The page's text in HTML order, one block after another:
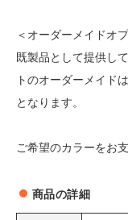
＜オーダーメイドオ
既製品として提供し
トのオーダーメイド
となります。
ご希望のカラーをお
商品の詳細